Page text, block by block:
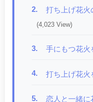
2. 打ち上げ花火
(4,023 View)
3. 手にもつ花火
4. 打ち上げ花火
5. 恋人と一緒に